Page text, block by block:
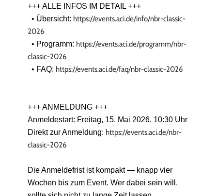
+++ ALLE INFOS IM DETAIL +++
• Übersicht: https://events.aci.de/info/nbr-classic-
2026
• Programm: https://events.aci.de/programm/nbr-
classic-2026
• FAQ: https://events.aci.de/faq/nbr-classic-2026
+++ ANMELDUNG +++
Anmeldestart: Freitag, 15. Mai 2026, 10:30 Uhr
Direkt zur Anmeldung: https://events.aci.de/nbr-
classic-2026
Die Anmeldefrist ist kompakt — knapp vier
Wochen bis zum Event. Wer dabei sein will,